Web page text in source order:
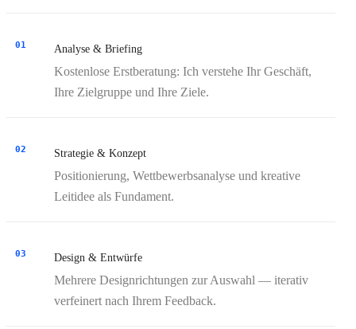
01 Analyse & Briefing
Kostenlose Erstberatung: Ich verstehe Ihr Geschäft,
Ihre Zielgruppe und Ihre Ziele.
02 Strategie & Konzept
Positionierung, Wettbewerbsanalyse und kreative
Leitidee als Fundament.
03 Design & Entwürfe
Mehrere Designrichtungen zur Auswahl — iterativ
verfeinert nach Ihrem Feedback.